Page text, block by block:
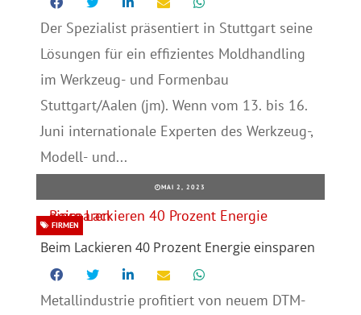
Der Spezialist präsentiert in Stuttgart seine
Lösungen für ein effizientes Moldhandling
im Werkzeug- und Formenbau
Stuttgart/Aalen (jm). Wenn vom 13. bis 16.
Juni internationale Experten des Werkzeug-,
Modell- und...
MAI 2, 2023
Beim Lackieren 40 Prozent Energie einsparen
FIRMEN
Metallindustrie profitiert von neuem DTM-